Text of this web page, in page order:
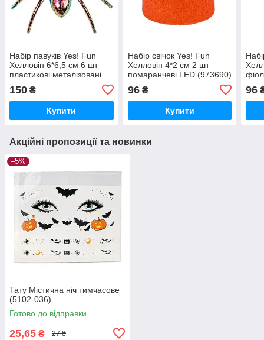
Набір павуків Yes! Fun
Хелловін 6*6,5 см 6 шт
пластикові металізовані
150 ₴
Купити
Набір свічок Yes! Fun
Хелловін 4*2 см 2 шт
помаранчеві LED (973690)
96₴
Купити
96
Акційні пропозиції та новинки
–5%
Тату Містична ніч тимчасове
(5102-036)
Готово до відправки
25,65 ₴ 27 ₴